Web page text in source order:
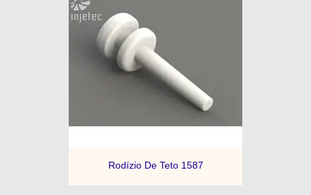
Rodízio De Teto 1587